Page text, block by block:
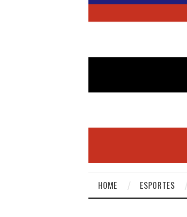
HOME ESPORTES